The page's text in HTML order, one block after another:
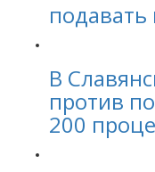
подавать
В
против
200